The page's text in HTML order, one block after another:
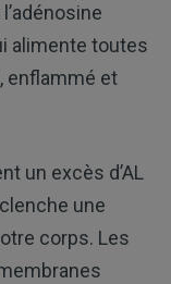
alimente toutes
enflammé et
un excès d’AL
une
corps. Les